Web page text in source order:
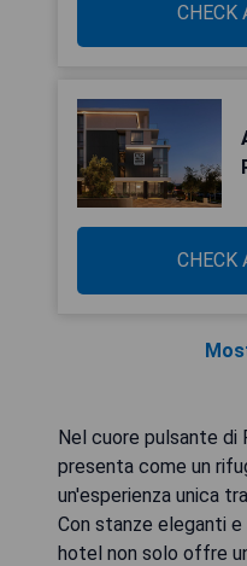
CHECK
CHECK
Nel cuore pulsante di
presenta come un
un'esperienza unica
Con stanze eleganti
hotel non solo offre